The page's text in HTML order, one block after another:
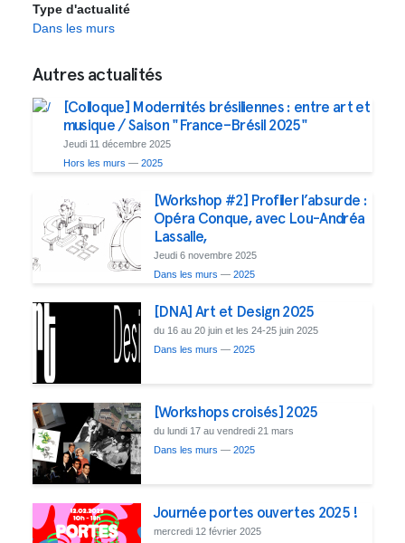
Type d'actualité
Dans les murs
Autres actualités
[Colloque] Modernités brésiliennes : entre art et
musique / Saison "France–Brésil 2025"
Jeudi 11 décembre 2025
Hors les murs — 2025
[Workshop #2] Profiler l’absurde :
Opéra Conque, avec Lou-Andréa
Lassalle,
Jeudi 6 novembre 2025
Dans les murs — 2025
[DNA] Art et Design 2025
du 16 au 20 juin et les 24-25 juin 2025
Dans les murs — 2025
[Workshops croisés] 2025
du lundi 17 au vendredi 21 mars
Dans les murs — 2025
Journée portes ouvertes 2025 !
mercredi 12 février 2025